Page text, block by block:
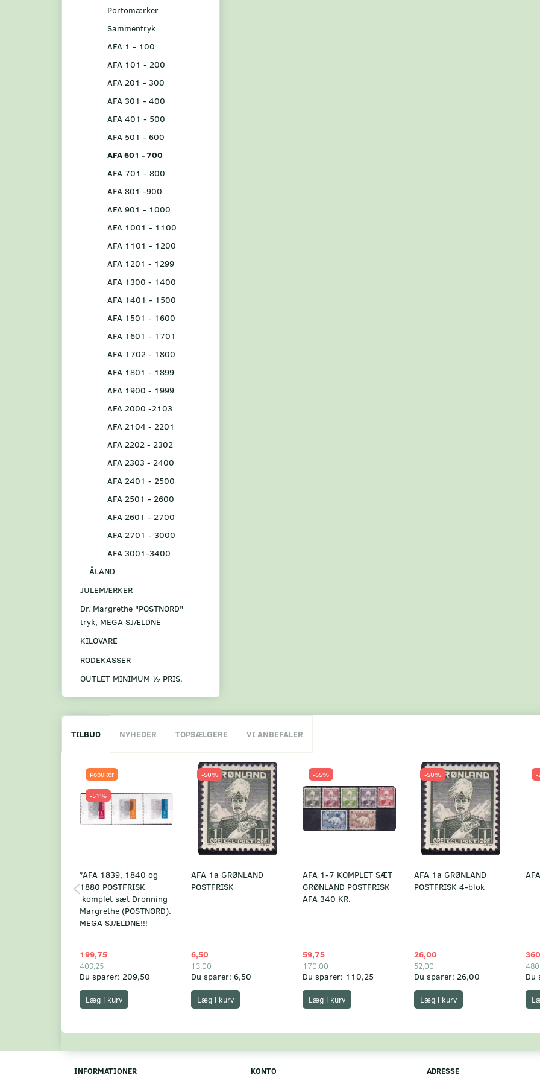
Portomærker
Sammentryk
AFA 1 - 100
AFA 101 - 200
AFA 201 - 300
AFA 301 - 400
AFA 401 - 500
AFA 501 - 600
AFA 601 - 700
AFA 701 - 800
AFA 801 -900
AFA 901 - 1000
AFA 1001 - 1100
AFA 1101 - 1200
AFA 1201 - 1299
AFA 1300 - 1400
AFA 1401 - 1500
AFA 1501 - 1600
AFA 1601 - 1701
AFA 1702 - 1800
AFA 1801 - 1899
AFA 1900 - 1999
AFA 2000 -2103
AFA 2104 - 2201
AFA 2202 - 2302
AFA 2303 - 2400
AFA 2401 - 2500
AFA 2501 - 2600
AFA 2601 - 2700
AFA 2701 - 3000
AFA 3001-3400
ÅLAND
JULEMÆRKER
Dr. Margrethe "POSTNORD"
tryk, MEGA SJÆLDNE
KILOVARE
RODEKASSER
OUTLET MINIMUM ½ PRIS.
TILBUD NYHEDER TOPSÆLGERE VI ANBEFALER
Populær
-51%
*AFA 1839, 1840 og
1880 POSTFRISK
komplet sæt Dronning
Margrethe (POSTNORD).
MEGA SJÆLDNE!!!
199,75
409,25
Du sparer: 209,50
Læg i kurv
-50%
AFA 1a GRØNLAND
POSTFRISK
6,50
13,00
Du sparer: 6,50
Læg i kurv
-65%
AFA 1-7 KOMPLET SÆT
GRØNLAND POSTFRISK
AFA 340 KR.
59,75
170,00
Du sparer: 110,25
Læg i kurv
-50%
AFA 1a GRØNLAND
POSTFRISK 4-blok
26,00
52,00
Du sparer: 26,00
Læg i kurv
-
Du
INFORMATIONER KONTO ADRESSE